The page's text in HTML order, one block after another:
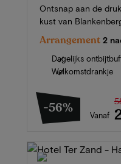
Ontsnap aan de
kust van
Arrangement 2
Dagelijks
Welkomstdrankje
-56% Vanaf